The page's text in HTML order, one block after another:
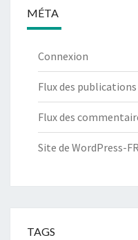
MÉTA
Connexion
Flux des publications
Flux des
Site de WordPress-FR
TAGS